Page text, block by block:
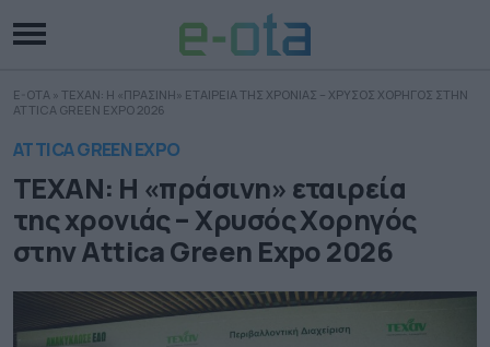
E-OTA » ΤΕΧΑΝ: Η «ΠΡΑΣΙΝΗ» ΕΤΑΙΡΕΙΑ ΤΗΣ ΧΡΟΝΙΑΣ – ΧΡΥΣΟΣ ΧΟΡΗΓΟΣ ΣΤΗΝ
ATTICA GREEN EXPO 2026
ATTICA GREEN EXPO
ΤΕΧΑΝ: Η «πράσινη» εταιρεία
της χρονιάς – Χρυσός Χορηγός
στην Attica Green Expo 2026